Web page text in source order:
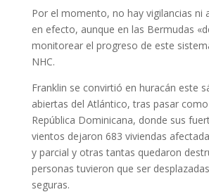
Por el momento, no hay vigilancias ni
en efecto, aunque en las Bermudas
monitorear el progreso de este
NHC.
Franklin se convirtió en huracán este
abiertas del Atlántico, tras pasar
República Dominicana, donde sus
vientos dejaron 683 viviendas
y parcial y otras tantas quedaron
personas tuvieron que ser
seguras.